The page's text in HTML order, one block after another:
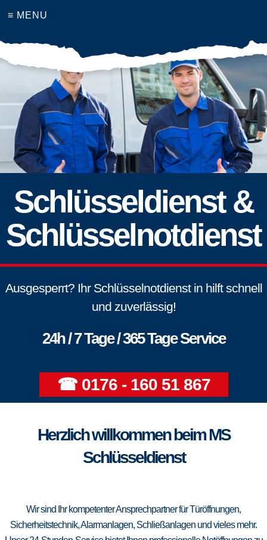
≡ MENU
Schlüsseldienst &
Schlüsselnotdienst
Ausgesperrt? Ihr Schlüsselnotdienst in hilft schnell
und zuverlässig!
24h / 7 Tage / 365 Tage Service
☎ 0176 - 160 51 867
Herzlich willkommen beim MS
Schlüsseldienst
Wir sind Ihr kompetenter Ansprechpartner für Türöffnungen,
Sicherheitstechnik, Alarmanlagen, Schließanlagen und vieles mehr.